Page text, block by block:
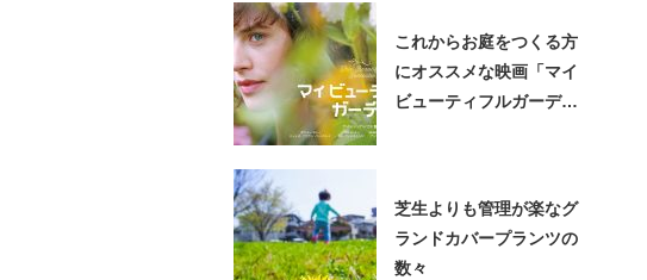
これからお庭をつくる方
にオススメな映画「マイ
ビューティフルガーデ
芝生よりも管理が楽なグ
ランドカバープランツの
数々